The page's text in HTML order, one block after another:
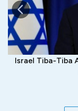
Israel Tiba-Tiba